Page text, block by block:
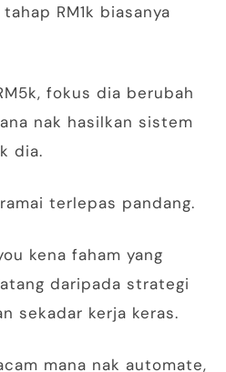
RM1k biasanya
fokus dia berubah
nak hasilkan sistem
dia.
terlepas pandang.
kena faham yang
daripada strategi
sekadar kerja keras.
mana nak automate,